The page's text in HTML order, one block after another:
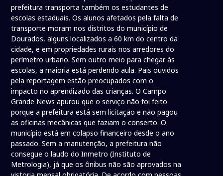
prefeitura transporta também os estudantes de
escolas estaduais. Os alunos afetados pela falta de
transporte moram nos distritos do município de
Dourados, alguns localizados a 60 km do centro da
cidade, e em propriedades rurais nos arredores do
perímetro urbano. Sem outro meio para chegar às
escolas, a maioria está perdendo aula. Pais ouvidos
pela reportagem estão preocupados com o
impacto no aprendizado das crianças. O Campo
Grande News apurou que o serviço não foi feito
porque a prefeitura está sem licitação e não pagou
as oficinas mecânicas que faziam o conserto. O
município está em colapso financeiro desde o ano
passado. Sem a manutenção, a prefeitura não
consegue o laudo do Inmetro (Instituto de
Metrologia), já que os ônibus não são aprovados na